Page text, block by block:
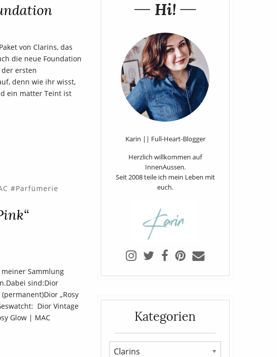
von Clarins, das
die neue Foundation
der ersten
denn wie ihr wisst,
ein matter Teint ist
Parfümerie
Sammlung
sind:Dior
(permanent)Dior „Rosy
Dior Vintage
Glow | MAC
Hi!
Karin || Full-Heart-Blogger
Herzlich willkommen auf
InnenAussen.
Seit 2008 teile ich mein Leben mit
euch.
Kategorien